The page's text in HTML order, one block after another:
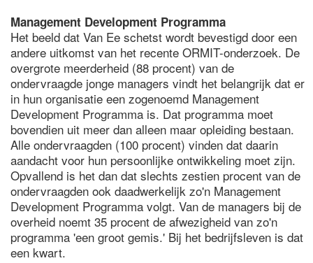
Management Development Programma
Het beeld dat Van Ee schetst wordt bevestigd door een
andere uitkomst van het recente ORMIT-onderzoek. De
overgrote meerderheid (88 procent) van de
ondervraagde jonge managers vindt het belangrijk dat er
in hun organisatie een zogenoemd Management
Development Programma is. Dat programma moet
bovendien uit meer dan alleen maar opleiding bestaan.
Alle ondervraagden (100 procent) vinden dat daarin
aandacht voor hun persoonlijke ontwikkeling moet zijn.
Opvallend is het dan dat slechts zestien procent van de
ondervraagden ook daadwerkelijk zo'n Management
Development Programma volgt. Van de managers bij de
overheid noemt 35 procent de afwezigheid van zo'n
programma 'een groot gemis.' Bij het bedrijfsleven is dat
een kwart.